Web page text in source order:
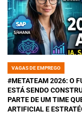
POSTED
IN
VAGAS DE EMPREGO
#METATEAM 2026: O
ESTÁ SENDO
PARTE DE UM TIME
ARTIFICIAL E